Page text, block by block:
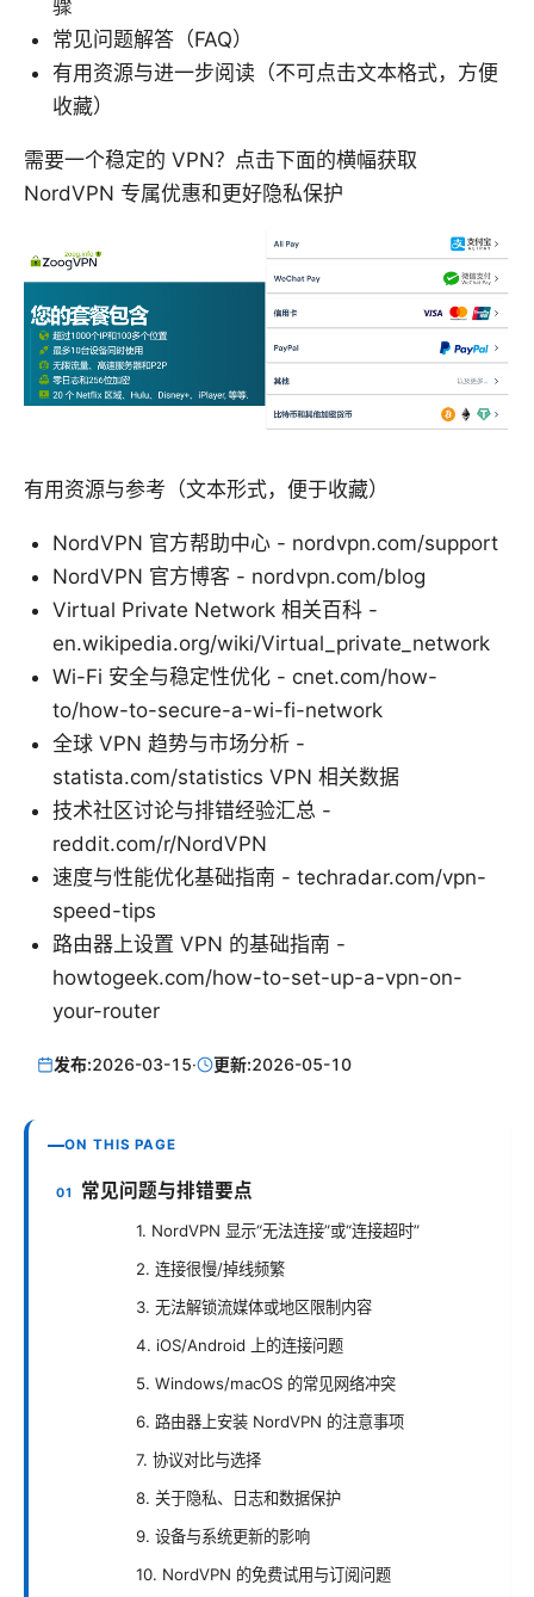
骤
常见问题解答（FAQ）
有用资源与进一步阅读（不可点击文本格式，方便
收藏）
需要一个稳定的 VPN？点击下面的横幅获取
NordVPN 专属优惠和更好隐私保护
有用资源与参考（文本形式，便于收藏）
NordVPN 官方帮助中心 - nordvpn.com/support
NordVPN 官方博客 - nordvpn.com/blog
Virtual Private Network 相关百科 -
en.wikipedia.org/wiki/Virtual_private_network
Wi-Fi 安全与稳定性优化 - cnet.com/how-
to/how-to-secure-a-wi-fi-network
全球 VPN 趋势与市场分析 -
statista.com/statistics VPN 相关数据
技术社区讨论与排错经验汇总 -
reddit.com/r/NordVPN
速度与性能优化基础指南 - techradar.com/vpn-
speed-tips
路由器上设置 VPN 的基础指南 -
howtogeek.com/how-to-set-up-a-vpn-on-
your-router
发布:2026-03-15· 更新:2026-05-10
ON THIS PAGE
常见问题与排错要点
1. NordVPN 显示“无法连接”或“连接超时”
2. 连接很慢/掉线频繁
3. 无法解锁流媒体或地区限制内容
4. iOS/Android 上的连接问题
5. Windows/macOS 的常见网络冲突
6. 路由器上安装 NordVPN 的注意事项
7. 协议对比与选择
8. 关于隐私、日志和数据保护
9. 设备与系统更新的影响
10. NordVPN 的免费试用与订阅问题